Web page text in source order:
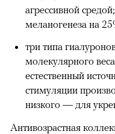
агрессивной
меланогенеза на
три типа
молекулярного
естественный
стимуляции
низкого — для
Антивозрастная